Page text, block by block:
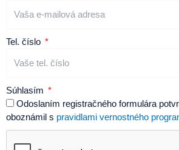
Tel. číslo
Súhlasím
Odoslaním registračného formulára
oboznámil s pravidlami vernostného